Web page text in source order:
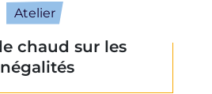
Atelier
chaud sur les